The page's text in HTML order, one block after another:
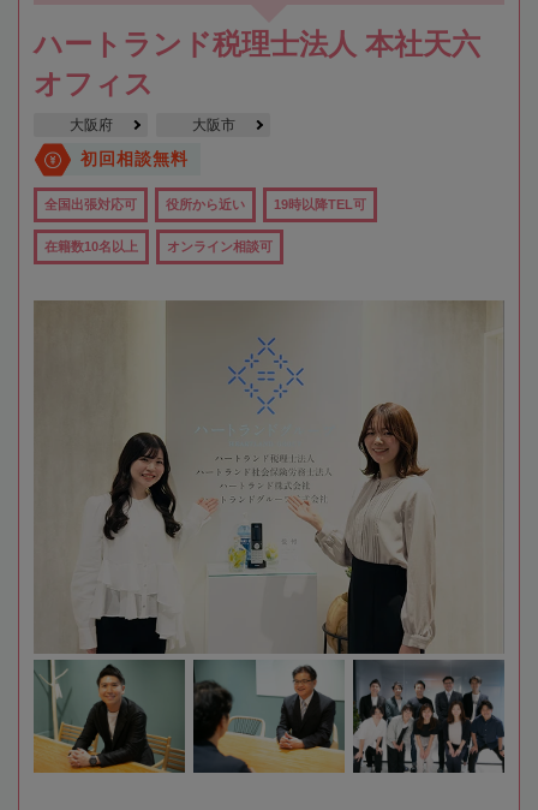
ハートランド税理士法人 本社天六
オフィス
大阪府 大阪市
初回相談無料
全国出張対応可 役所から近い 19時以降TEL可
在籍数10名以上 オンライン相談可